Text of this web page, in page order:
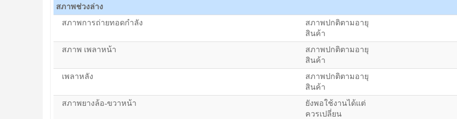
สภาพช่วงล่าง
สภาพการถ่ายทอดกำลัง
สภาพปกติตามอายุ
สินค้า
สภาพ เพลาหน้า
สภาพปกติตามอายุ
สินค้า
เพลาหลัง
สภาพปกติตามอายุ
สินค้า
สภาพยางล้อ-ขวาหน้า
ยังพอใช้งานได้แต่
ควรเปลี่ยน